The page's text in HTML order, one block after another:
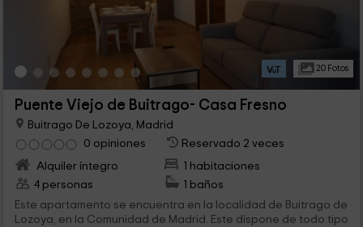
20 Fotos
Puente Viejo de Buitrago- Casa Fresno
Buitrago De Lozoya, Madrid
0 opiniones
Reservado 2 veces
Alquiler íntegro
1 habitaciones
4 personas
1 baños
Este apartamento se encuentra en la localidad de Buitrago de
Lozoya, en la Comunidad de Madrid. Este dispone de todo tipo